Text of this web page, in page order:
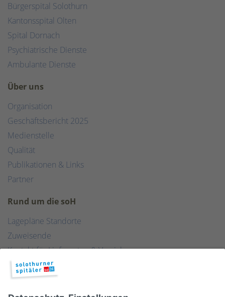
Bürgerspital Solothurn
Kantonsspital Olten
Spital Dornach
Psychiatrische Dienste
Ambulante Dienste
Über uns
Organisation
Geschäftsbericht 2025
Medienstelle
Qualität
Publikationen & Links
Partner
Rund um die soH
Lagepläne Standorte
Zuweisende
Kontakt für Lieferanten & Versicherungen
Zentralwäscherei
HEBSORG
Spital Club